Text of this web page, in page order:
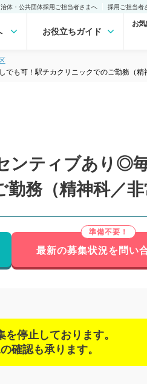
治体・公共団体採用ご担当者さまへ 採用ご担当者
お役立ちガイド
お
でも可！駅チカクリニックでのご勤務（精
ンティブあり◎
務（精神科／
最新の募集状況を問い
停止しております。
確認も承ります。